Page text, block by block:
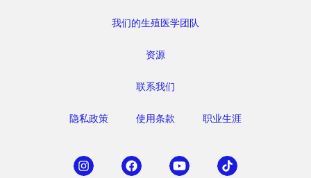
我们的生殖医学团队
资源
联系我们
隐私政策 使用条款 职业生涯